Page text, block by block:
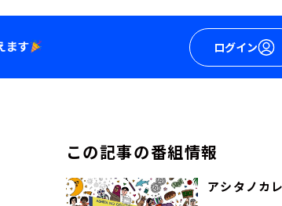
ログイン
この記事の番組情報
アシタノカ